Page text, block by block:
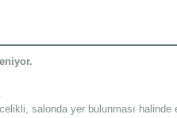
salonda yer bulunması